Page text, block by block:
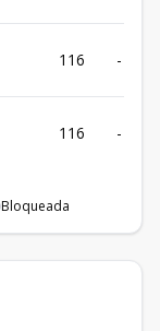
116 -
116 -
Bloqueada